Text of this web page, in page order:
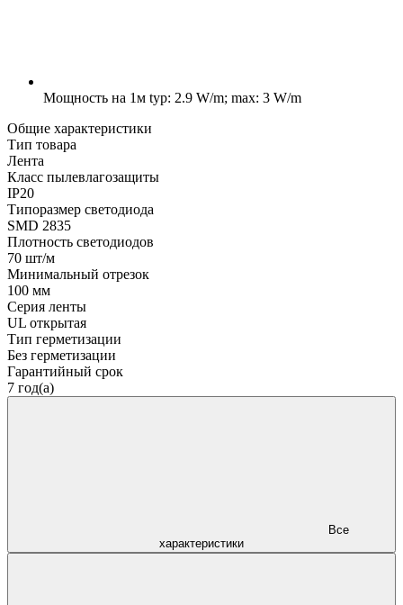
Мощность на 1м typ: 2.9 W/m; max: 3 W/m
Общие характеристики
Тип товара
Лента
Класс пылевлагозащиты
IP20
Типоразмер светодиода
SMD 2835
Плотность светодиодов
70 шт/м
Минимальный отрезок
100 мм
Серия ленты
UL открытая
Тип герметизации
Без герметизации
Гарантийный срок
7 год(а)
характеристики